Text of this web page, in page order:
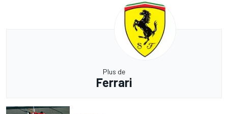
Plus de
Ferrari